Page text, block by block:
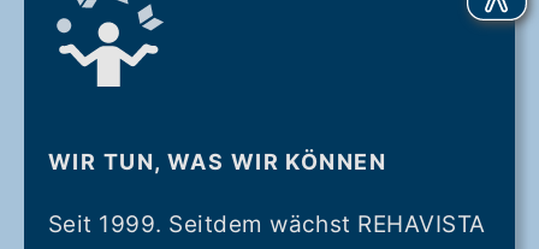
WIR TUN, WAS WIR KÖNNEN
Seit 1999. Seitdem wächst REHAVISTA